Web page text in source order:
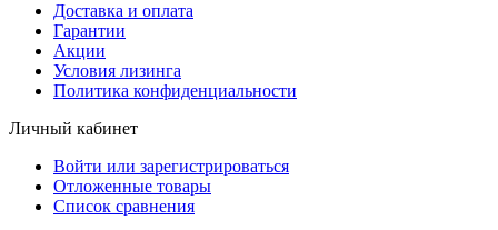
Доставка и оплата
Гарантии
Акции
Условия лизинга
Политика конфиденциальности
Личный кабинет
Войти или зарегистрироваться
Отложенные товары
Список сравнения